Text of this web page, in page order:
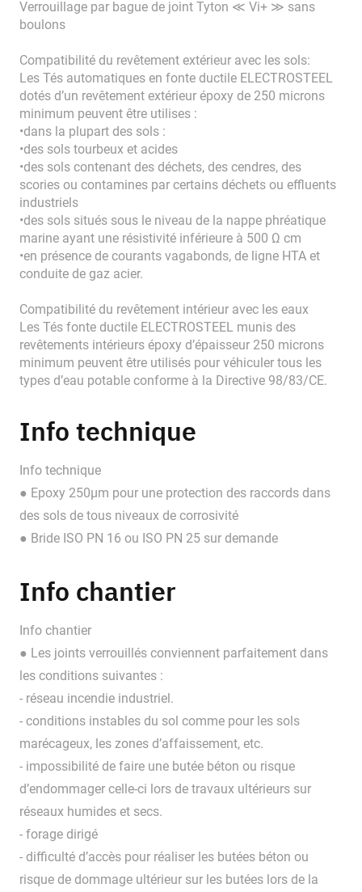
Verrouillage par bague de joint Tyton ≪ Vi+ ≫ sans
boulons
Compatibilité du revêtement extérieur avec les sols:
Les Tés automatiques en fonte ductile ELECTROSTEEL
dotés d’un revêtement extérieur époxy de 250 microns
minimum peuvent être utilises :
•dans la plupart des sols :
•des sols tourbeux et acides
•des sols contenant des déchets, des cendres, des
scories ou contamines par certains déchets ou effluents
industriels
•des sols situés sous le niveau de la nappe phréatique
marine ayant une résistivité inférieure à 500 Ω cm
•en présence de courants vagabonds, de ligne HTA et
conduite de gaz acier.
Compatibilité du revêtement intérieur avec les eaux
Les Tés fonte ductile ELECTROSTEEL munis des
revêtements intérieurs époxy d’épaisseur 250 microns
minimum peuvent être utilisés pour véhiculer tous les
types d’eau potable conforme à la Directive 98/83/CE.
Info technique
Info technique
● Epoxy 250µm pour une protection des raccords dans
des sols de tous niveaux de corrosivité
● Bride ISO PN 16 ou ISO PN 25 sur demande
Info chantier
Info chantier
● Les joints verrouillés conviennent parfaitement dans
les conditions suivantes :
- réseau incendie industriel.
- conditions instables du sol comme pour les sols
marécageux, les zones d’affaissement, etc.
- impossibilité de faire une butée béton ou risque
d’endommager celle-ci lors de travaux ultérieurs sur
réseaux humides et secs.
- forage dirigé
- difficulté d’accès pour réaliser les butées béton ou
risque de dommage ultérieur sur les butées lors de la